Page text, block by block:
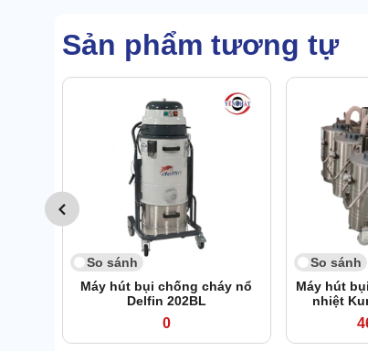
Sản phẩm tương tự
So sánh
Máy hút bụi chống cháy nổ
Delfin 202BL
0
So sánh
Máy hút
nhiệt